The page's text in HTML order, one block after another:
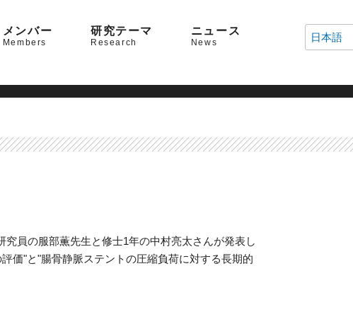
メンバー
Members
研究テーマ
Research
ニュース
News 日本語
員の服部薫先生と修士1年の中村亮太さんが発表し
価"と"腸骨静脈ステントの圧縮負荷に対する長期的